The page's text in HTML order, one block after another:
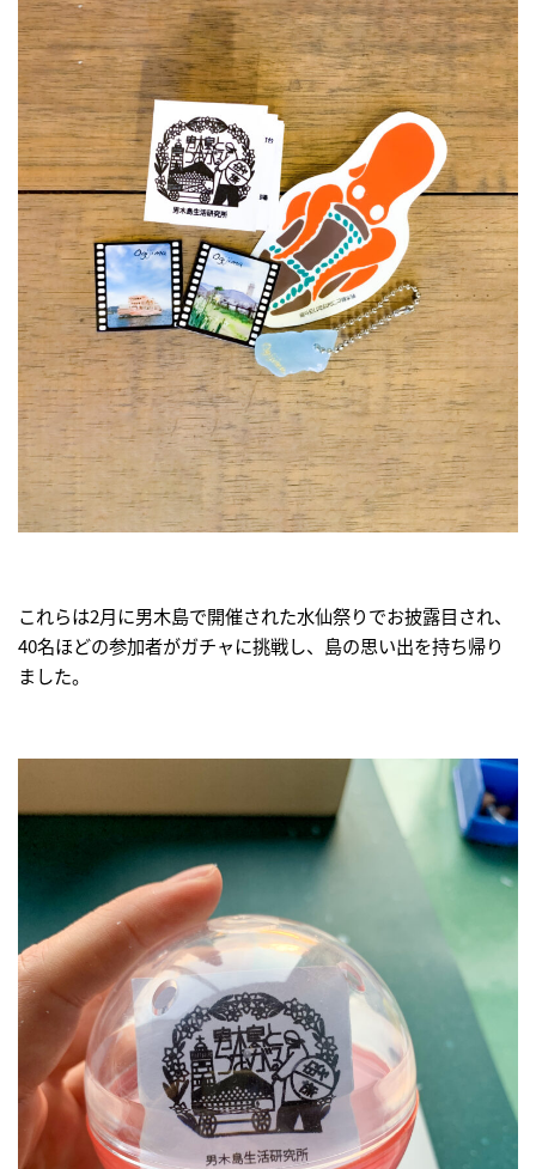
これらは2月に男木島で開催された水仙祭りでお披露目され、
40名ほどの参加者がガチャに挑戦し、島の思い出を持ち帰り
ました。